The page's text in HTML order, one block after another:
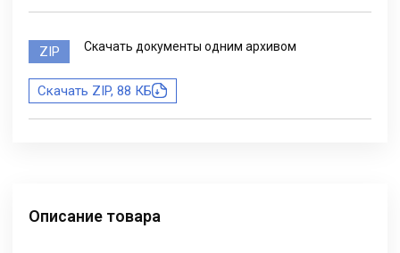
ZIP Скачать документы одним архивом
Скачать ZIP, 88 КБ
Описание товара